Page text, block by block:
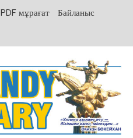
PDF мұрағат Байланыс